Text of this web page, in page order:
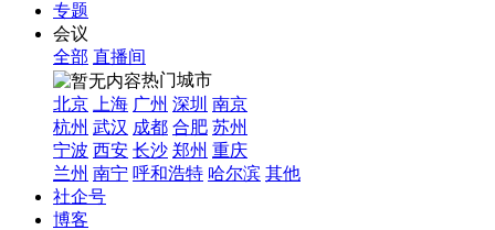
专题
会议
全部 直播间
热门城市
北京
上海 广州 深圳 南京
杭州 武汉 成都 合肥 苏州
宁波 西安 长沙 郑州 重庆
兰州 南宁 呼和浩特 哈尔滨 其他
社企号
博客